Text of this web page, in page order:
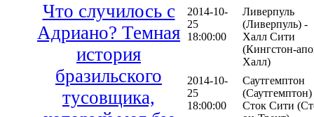
Что случилось с
Адриано? Темная
история
бразильского
тусовщика,
2014-10-
25
18:00:00
Ливерпуль
(Ливерпуль) -
Халл Сити
(Кингстон-
Халл)
2014-10-
25
18:00:00
Саутгемптон
(Саутгемптон)
Сток Сити